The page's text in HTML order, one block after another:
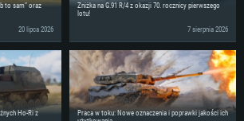
to sam” oraz
20 lipca 2026
Zniżka na G.91 R/4 z okazji 70. rocznicy pierwszego
lotu!
7 sierpnia 2026
Ho-Ri z
Praca w toku: Nowe oznaczenia i poprawki jakości ich